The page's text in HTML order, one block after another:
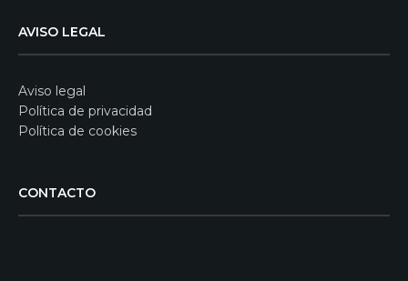
AVISO LEGAL
Aviso legal
Política de privacidad
Política de cookies
CONTACTO